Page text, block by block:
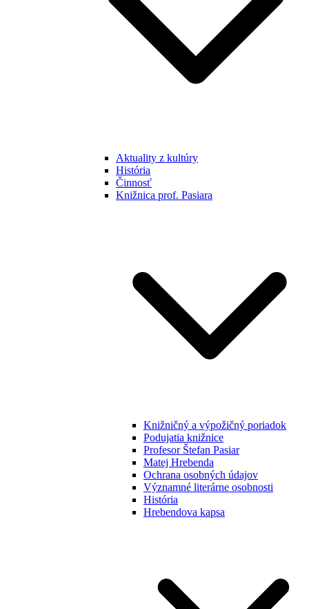
Aktuality z kultúry
História
Činnosť
Knižnica prof. Pasiara
Knižničný a výpožičný poriadok
Podujatia knižnice
Profesor Štefan Pasiar
Matej Hrebenda
Ochrana osobných údajov
Významné literárne osobnosti
História
Hrebendova kapsa